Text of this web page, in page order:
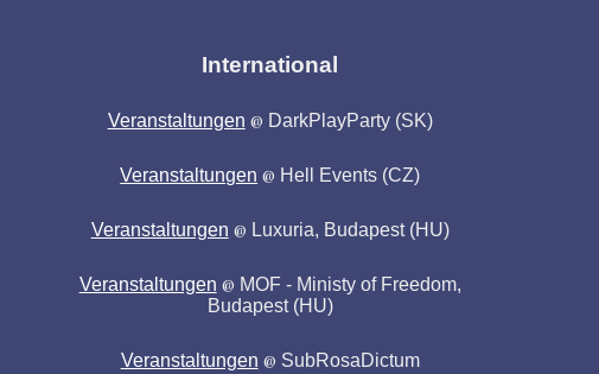
International
Veranstaltungen @ DarkPlayParty(SK)
Veranstaltungen @ Hell Events (CZ)
Veranstaltungen @ Luxuria, Budapest(HU)
Veranstaltungen @ MOF - Ministy of Freedom,
Budapest(HU)
Veranstaltungen @ SubRosaDictum